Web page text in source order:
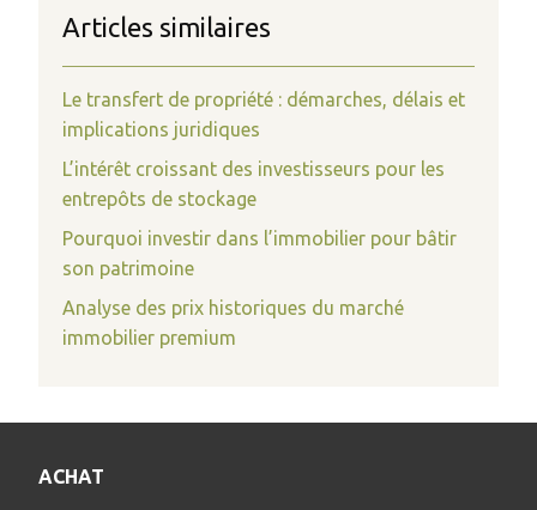
Articles similaires
Le transfert de propriété : démarches, délais et
implications juridiques
L’intérêt croissant des investisseurs pour les
entrepôts de stockage
Pourquoi investir dans l’immobilier pour bâtir
son patrimoine
Analyse des prix historiques du marché
immobilier premium
ACHAT